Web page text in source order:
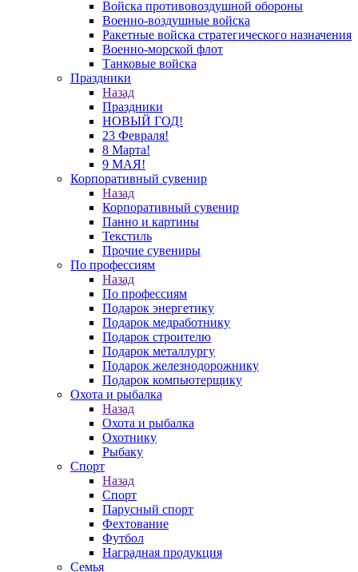
Войска противовоздушной обороны
Военно-воздушные войска
Ракетные войска стратегического назначения
Военно-морской флот
Танковые войска
Праздники
Назад
Праздники
НОВЫЙ ГОД!
23 Февраля!
8 Марта!
9 МАЯ!
Корпоративный сувенир
Назад
Корпоративный сувенир
Панно и картины
Текстиль
Прочие сувениры
По профессиям
Назад
По профессиям
Подарок энергетику
Подарок медработнику
Подарок строителю
Подарок металлургу
Подарок железнодорожнику
Подарок компьютерщику
Охота и рыбалка
Назад
Охота и рыбалка
Охотнику
Рыбаку
Спорт
Назад
Спорт
Парусный спорт
Фехтование
Футбол
Наградная продукция
Семья